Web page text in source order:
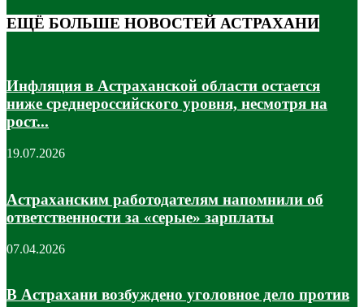
ЕЩЁ БОЛЬШЕ НОВОСТЕЙ АСТРАХАНИ
Инфляция в Астраханской области остается
ниже среднероссийского уровня, несмотря на
рост...
19.07.2026
Астраханским работодателям напомнили об
ответственности за «серые» зарплаты
07.04.2026
В Астрахани возбуждено уголовное дело против